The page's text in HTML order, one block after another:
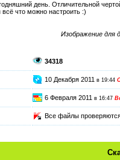
день. Отличительной
всё что можно настроить :)
Изображение для
34318
10 Декабря 2011 в 19:44
6 Февраля 2011 в 16:47
Все файлы